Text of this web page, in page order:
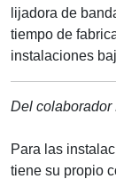
lijadora de
tiempo de
instalaciones
Del colaborador
Para las
tiene su propio